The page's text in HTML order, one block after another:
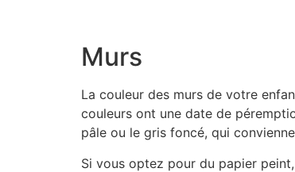
Murs
La couleur des murs de votre
couleurs ont une date de
pâle ou le gris foncé, qui
Si vous optez pour du papier